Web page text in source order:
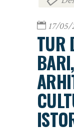
17/05/
TUR